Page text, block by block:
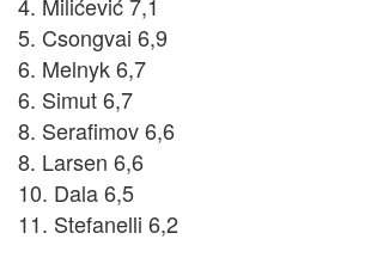
5. Csongvai 6,9
6. Melnyk 6,7
6. Simut 6,7
8. Serafimov 6,6
8. Larsen 6,6
10. Dala 6,5
11. Stefanelli 6,2